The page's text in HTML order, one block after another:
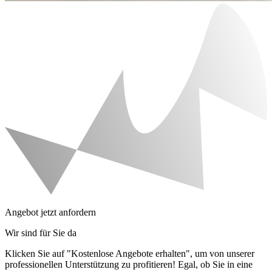
Angebot jetzt anfordern
Wir sind für Sie da
Klicken Sie auf "Kostenlose Angebote erhalten", um von unserer
professionellen Unterstützung zu profitieren! Egal, ob Sie in eine